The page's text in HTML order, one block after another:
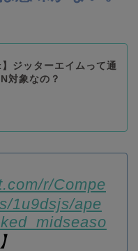
】ジッターエイムって通
対象なの？
r/Compe
1u9dsjs/ape